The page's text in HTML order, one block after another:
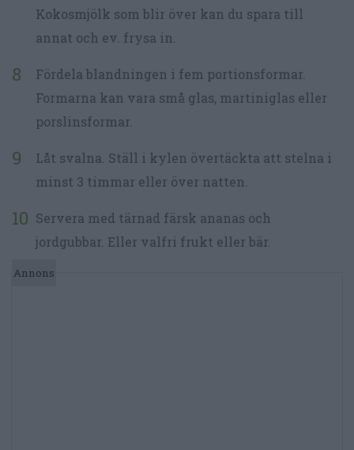
Kokosmjölk som blir över kan du spara till
annat och ev. frysa in.
Fördela blandningen i fem portionsformar.
Formarna kan vara små glas, martiniglas eller
porslinsformar.
Låt svalna. Ställ i kylen övertäckta att stelna i
minst 3 timmar eller över natten.
Servera med tärnad färsk ananas och
jordgubbar. Eller valfri frukt eller bär.